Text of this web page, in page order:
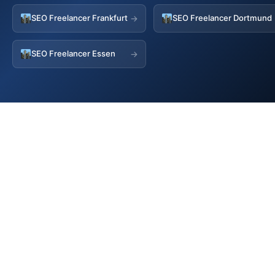
SEO Freelancer Frankfurt → SEO Freelancer Dortmund
SEO Freelancer Essen →